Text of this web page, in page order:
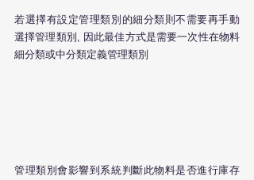
若選擇有設定管理類別的細分類則不需要再手動
選擇管理類別, 因此最佳方式是需要一次性在物料
細分類或中分類定義管理類別
管理類別會影響到系統判斷此物料是否進行庫存